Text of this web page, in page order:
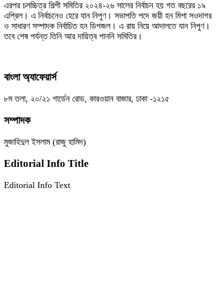
এরপর চলচ্চিত্র শিল্পী সমিতির ২০২৪-২৬ সালের নির্বাচন হয় গত বছরের ১৯
এপ্রিল। এ নির্বাচনেও হেরে যান নিপুণ। সভাপতি পদে জয়ী হন মিশা সওদাগর
ও সাধারণ সম্পাদক নির্বাচিত হন ডিপজল। এ রায় নিয়ে আদালতে যান নিপুণ।
তবে শেষ পর্যন্ত তিনি আর দায়িত্ব পাননি সমিতির।
বাংলা অ্যাফেয়ার্স
৮ম তলা, ২০/২১ গার্ডেন রোড, কারওয়ান বাজার, ঢাকা -১২১৫
সম্পাদক
মুজাহিদুল ইসলাম (রাজু হামিদ)
Editorial Info Title
Editorial Info Text